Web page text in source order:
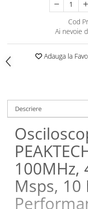
Cod
Ai nevoie
Adauga la
Descriere
100MHz,
Msps, 10